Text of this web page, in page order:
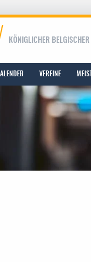
KÖNIGLICHER
VEREINE